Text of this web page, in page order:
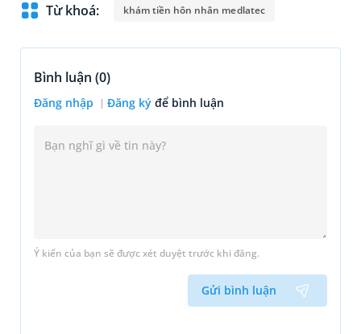
Từ khoá: khám tiền hôn nhân medlatec
Bình luận (0)
Đăng nhập Đăng ký để bình luận
Ý kiến của bạn sẽ được xét duyệt trước khi đăng.
Gửi bình luận